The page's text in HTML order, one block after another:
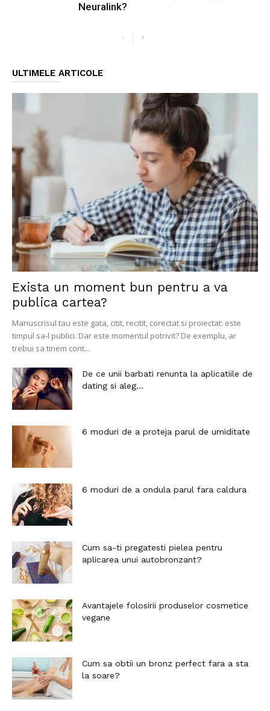
Neuralink?
ULTIMELE ARTICOLE
Exista un moment bun pentru a va
publica cartea?
Manuscrisul tau este gata, citit, recitit, corectat si proiectat: este
timpul sa-l publici. Dar este momentul potrivit? De exemplu, ar
trebui sa tinem cont...
De ce unii barbati renunta la aplicatiile de
dating si aleg...
6 moduri de a proteja parul de umiditate
6 moduri de a ondula parul fara caldura
Cum sa-ti pregatesti pielea pentru
aplicarea unui autobronzant?
Avantajele folosirii produselor cosmetice
vegane
Cum sa obtii un bronz perfect fara a sta
la soare?